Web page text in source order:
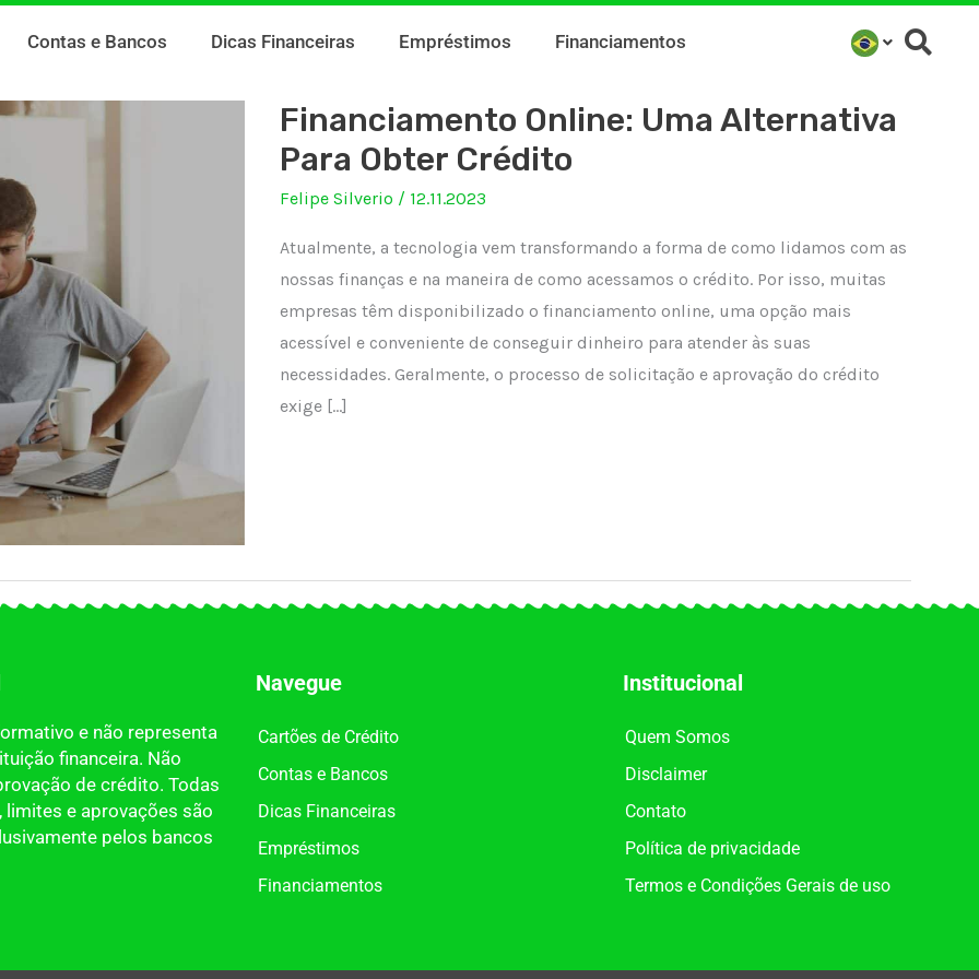
Contas e Bancos Dicas Financeiras Empréstimos Financiamentos
Financiamento Online: Uma Alternativa
Para Obter Crédito
Felipe Silverio / 12.11.2023
Atualmente, a tecnologia vem transformando a forma de como lidamos com as
nossas finanças e na maneira de como acessamos o crédito. Por isso, muitas
empresas têm disponibilizado o financiamento online, uma opção mais
acessível e conveniente de conseguir dinheiro para atender às suas
necessidades. Geralmente, o processo de solicitação e aprovação do crédito
exige […]
e não representa
financeira. Não
de crédito. Todas
limites e aprovações são
pelos bancos
Navegue
Cartões de Crédito
Contas e Bancos
Dicas Financeiras
Empréstimos
Financiamentos
Institucional
Quem Somos
Disclaimer
Contato
Política de privacidade
Termos e Condições Gerais de uso